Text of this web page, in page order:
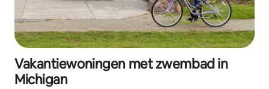
Vakantiewoningen met zwembad in
Michigan